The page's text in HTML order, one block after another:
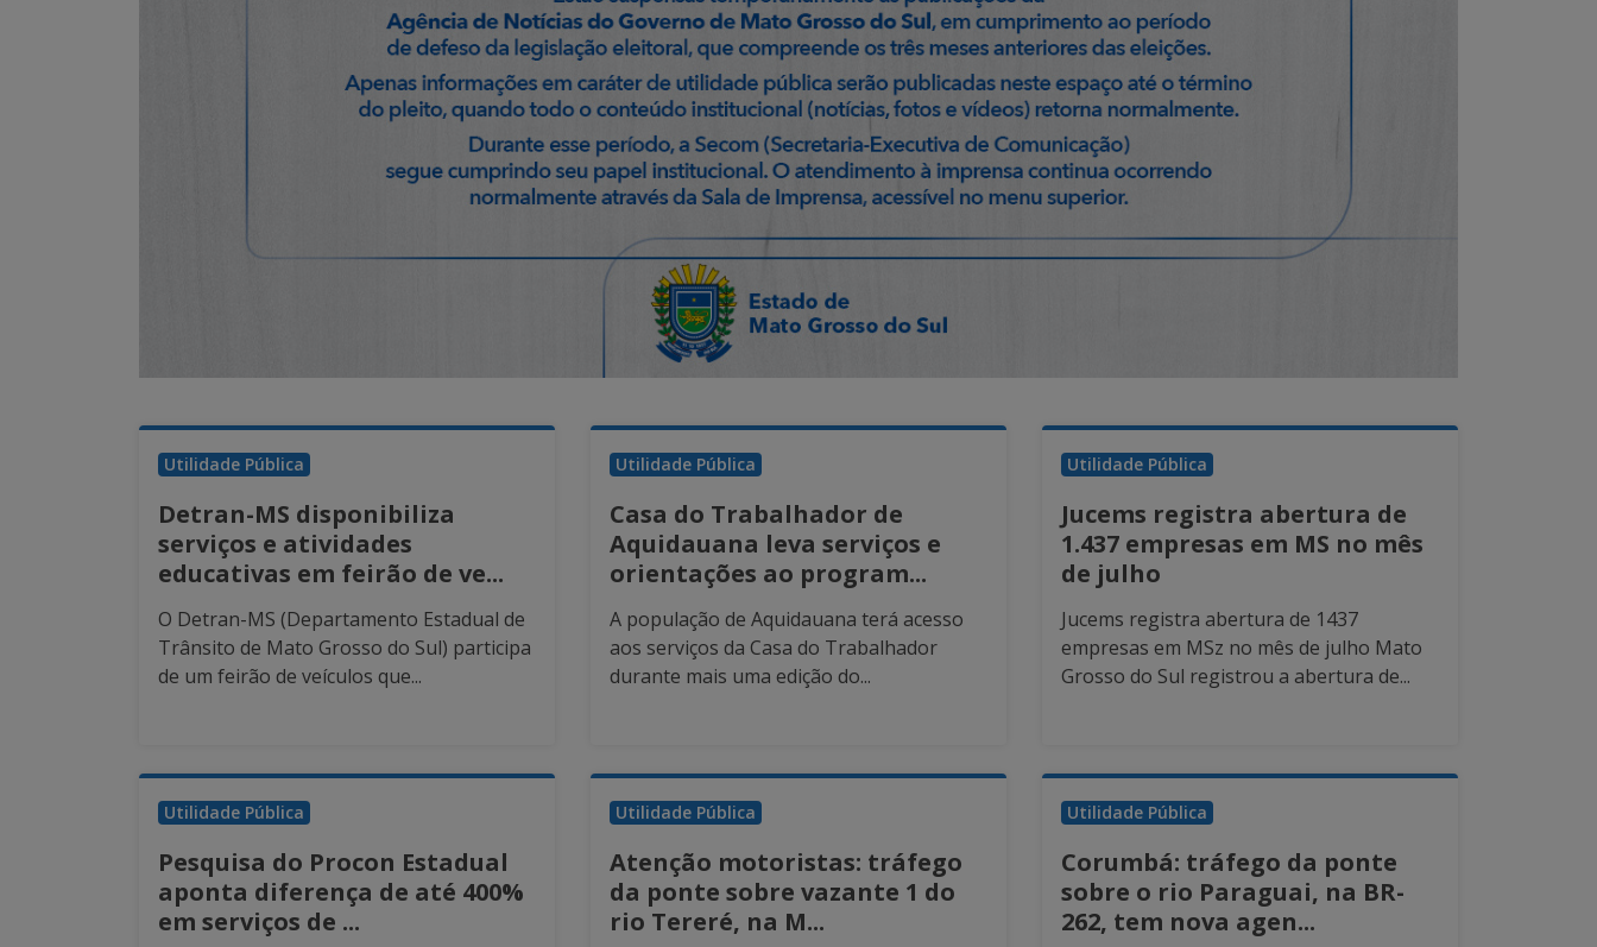
Utilidade Pública
Detran-MS disponibiliza
serviços e atividades
educativas em feirão de ve...
O Detran-MS (Departamento Estadual de
Trânsito de Mato Grosso do Sul) participa
de um feirão de veículos que...
Utilidade Pública
Casa do Trabalhador de
Aquidauana leva serviços e
orientações ao program...
A população de Aquidauana terá acesso
aos serviços da Casa do Trabalhador
durante mais uma edição do...
Utilidade Pública
Jucems registra abertura de
1.437 empresas em MS no mês
de julho
Jucems registra abertura de 1437
empresas em MSz no mês de julho Mato
Grosso do Sul registrou a abertura de...
Utilidade Pública
Pesquisa do Procon Estadual
aponta diferença de até 400%
em serviços de ...
Utilidade Pública
Atenção motoristas: tráfego
da ponte sobre vazante 1 do
rio Tereré, na M...
Utilidade Pública
Corumbá: tráfego da ponte
sobre o rio Paraguai, na BR-
262, tem nova agen...